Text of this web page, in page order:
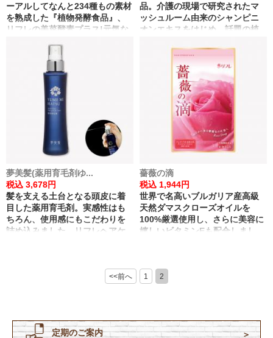
ーアルしてなんと234種もの素材
を熟成した『植物発酵食品』、
リフレの美菜酵素プラス!元気な
り補います。
品。介護の現場で研究されたマ
ッシュルーム由来のシャンピニ
オンエキスをはじめ、話題の植
計8種類の成分をミントの香りで
包みました。
夢美髪(薬用育毛剤ゆ...
税込 3,678円
髪を支える土台となる頭皮に着
目した薬用育毛剤。実感性はも
ちろん、使用感にもこだわりを
詰め込みました。リフレヘアケ
薔薇の滴
税込 1,944円
世界で名高いブルガリア産高級
天然ダマスクローズオイルを
100%厳選使用し、さらに美容に
嬉しいビタミンEも配合しまし
<<前へ 1 2
定期のご案内